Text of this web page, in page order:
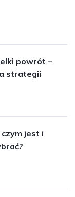
powrót –
strategii
jest i